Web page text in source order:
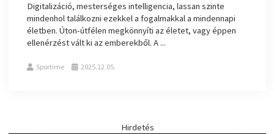
Digitalizáció, mesterséges intelligencia, lassan szinte
mindenhol találkozni ezekkel a fogalmakkal a mindennapi
életben. Úton-útfélen megkönnyíti az életet, vagy éppen
ellenérzést vált ki az emberekből. A ...
Sportime 2025.12.05.
Hirdetés